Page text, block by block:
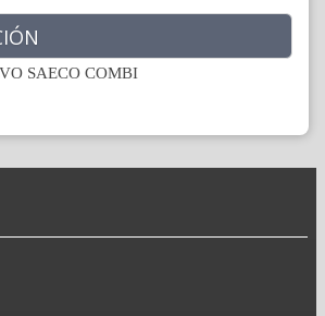
SAECO COMBI